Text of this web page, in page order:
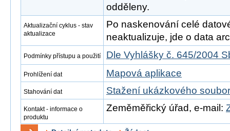
odděleny.
Aktualizační cyklus - stav
aktualizace
Po naskenování celé
neaktualizuje, jde o data
Podmínky přístupu a použití Dle Vyhlášky č. 645/2004
Prohlížení dat Mapová aplikace
Stahování dat Stažení ukázkového
Kontakt - informace o
produktu
Zeměměřický úřad, e-mail: